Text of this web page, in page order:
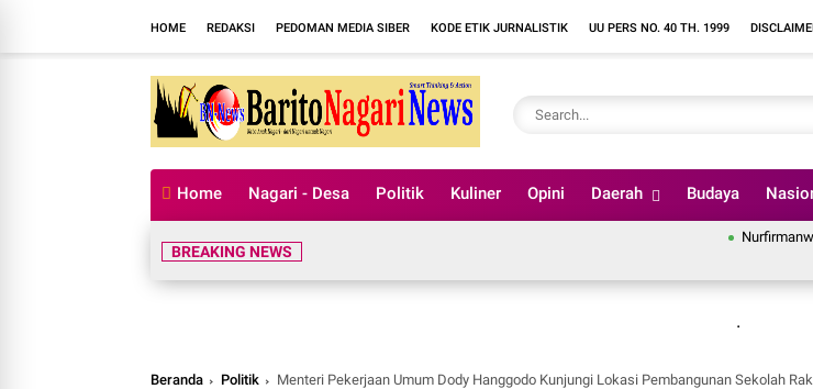
HOME REDAKSI PEDOMAN MEDIA SIBER KODE ETIK JURNALISTIK UU PERS NO. 40 TH. 1999
Home Nagari - Desa Politik Kuliner Opini Daerah Budaya
BREAKING NEWS
Nurfirmanwansyah
.
Beranda Politik Menteri Pekerjaan Umum Dody Hanggodo Kunjungi Lokasi Pembangunan Sekolah